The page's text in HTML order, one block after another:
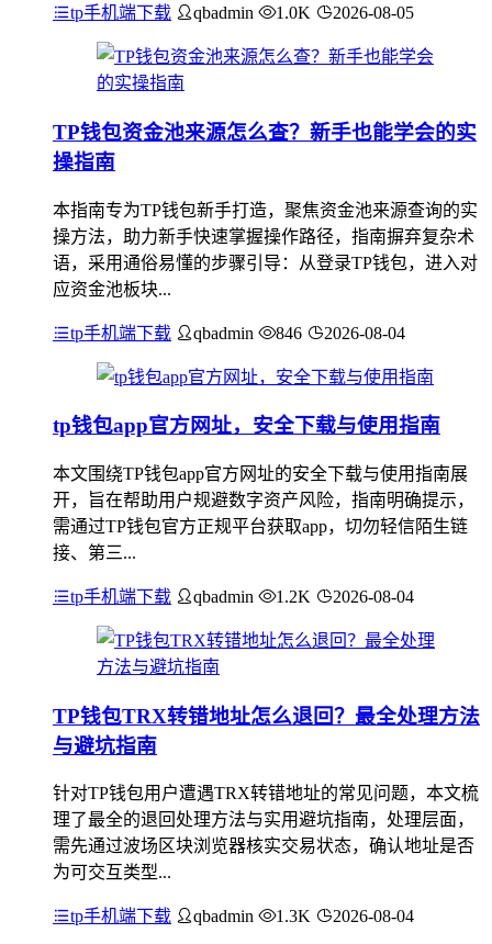
tp手机端下载 qbadmin 1.0K 2026-08-05
TP钱包资金池来源怎么查？新手也能学会的实
操指南
本指南专为TP钱包新手打造，聚焦资金池来源查询的实
操方法，助力新手快速掌握操作路径，指南摒弃复杂术
语，采用通俗易懂的步骤引导：从登录TP钱包，进入对
应资金池板块...
tp手机端下载 qbadmin 846 2026-08-04
tp钱包app官方网址，安全下载与使用指南
本文围绕TP钱包app官方网址的安全下载与使用指南展
开，旨在帮助用户规避数字资产风险，指南明确提示，
需通过TP钱包官方正规平台获取app，切勿轻信陌生链
接、第三...
tp手机端下载 qbadmin 1.2K 2026-08-04
TP钱包TRX转错地址怎么退回？最全处理方法
与避坑指南
针对TP钱包用户遭遇TRX转错地址的常见问题，本文梳
理了最全的退回处理方法与实用避坑指南，处理层面，
需先通过波场区块浏览器核实交易状态，确认地址是否
为可交互类型...
tp手机端下载 qbadmin 1.3K 2026-08-04